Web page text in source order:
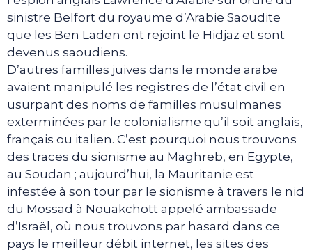
sinistre Belfort du royaume d’Arabie Saoudite
que les Ben Laden ont rejoint le Hidjaz et sont
devenus saoudiens.
D’autres familles juives dans le monde arabe
avaient manipulé les registres de l’état civil en
usurpant des noms de familles musulmanes
exterminées par le colonialisme qu’il soit anglais,
français ou italien. C’est pourquoi nous trouvons
des traces du sionisme au Maghreb, en Egypte,
au Soudan ; aujourd’hui, la Mauritanie est
infestée à son tour par le sionisme à travers le nid
du Mossad à Nouakchott appelé ambassade
d’Israël, où nous trouvons par hasard dans ce
pays le meilleur débit internet, les sites des